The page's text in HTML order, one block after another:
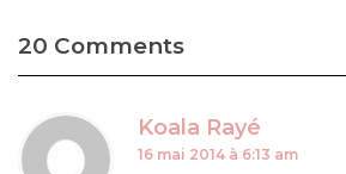
20 Comments
Koala Rayé
16 mai 2014 à 6:13 am